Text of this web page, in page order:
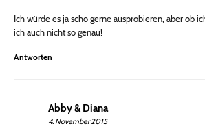
Ich würde es ja scho gerne ausprobieren, aber ob
ich auch nicht so genau!
Antworten
Abby & Diana
4. November 2015